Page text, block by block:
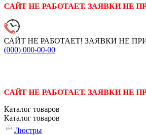
САЙТ НЕ РАБОТАЕТ. ЗАЯВКИ НЕ
САЙТ НЕ РАБОТАЕТ! ЗАЯВКИ НЕ
(000) 000-00-00
САЙТ НЕ РАБОТАЕТ. ЗАЯВКИ НЕ
Каталог товаров
Каталог товаров
Люстры